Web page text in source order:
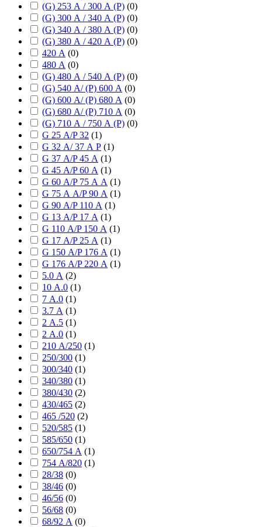
(G) 253 А / 300 А (P) (0)
(G) 300 А / 340 А (P) (0)
(G) 340 А / 380 А (P) (0)
(G) 380 А / 420 А (P) (0)
420 А (0)
480 А (0)
(G) 480 А / 540 А (P) (0)
(G) 540 А/ (P) 600 А (0)
(G) 600 А/ (P) 680 А (0)
(G) 680 А/ (P) 710 А (0)
(G) 710 А / 750 А (P) (0)
G 25 А/P 32 (1)
G 32 А/ 37 А P (1)
G 37 А/P 45 А (1)
G 45 А/P 60 А (1)
G 60 А/P 75 А А (1)
G 75 А А/P 90 А (1)
G 90 А/P 110 А (1)
G 13 А/P 17 А (1)
G 110 А/P 150 А (1)
G 17 А/P 25 А (1)
G 150 А/P 176 А (1)
G 176 А/P 220 А (1)
5.0 А (2)
10 А.0 (1)
7 А.0 (1)
3.7 А (1)
2 А.5 (1)
2 А.0 (1)
210 А/250 (1)
250/300 (1)
300/340 (1)
340/380 (1)
380/430 (2)
430/465 (2)
465 /520 (2)
520/585 (1)
585/650 (1)
650/754 А (1)
754 А/820 (1)
28/38 (0)
38/46 (0)
46/56 (0)
56/68 (0)
68/92 А (0)